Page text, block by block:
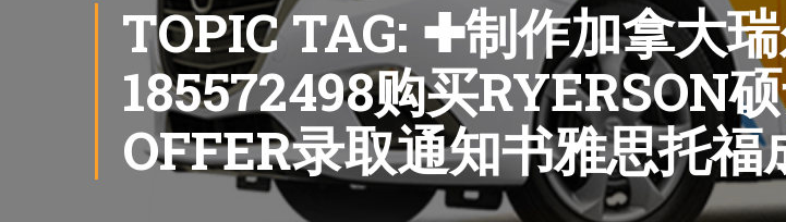
TOPIC TAG: ✚制作加拿大
185572498购买RYERSON
OFFER录取通知书雅思托福